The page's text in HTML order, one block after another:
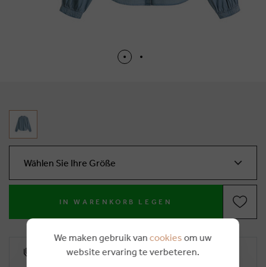
Wählen Sie Ihre Größe
IN WARENKORB LEGEN
10% Treuerabatt
We maken gebruik van cookies om uw
website ervaring te verbeteren.